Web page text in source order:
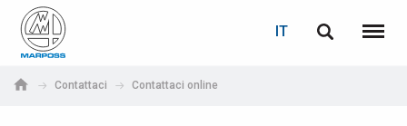
S.p.A.
IT
Menu
Contattaci Contattaci online
Deutsch
LOGIN